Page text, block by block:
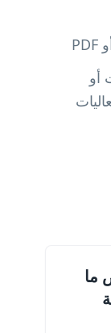
أو
ما